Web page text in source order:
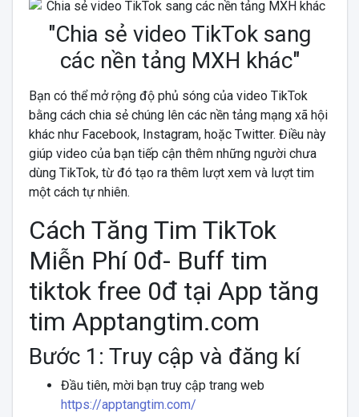
"Chia sẻ video TikTok sang
các nền tảng MXH khác"
Bạn có thể mở rộng độ phủ sóng của video TikTok
bằng cách chia sẻ chúng lên các nền tảng mạng xã hội
khác như Facebook, Instagram, hoặc Twitter. Điều này
giúp video của bạn tiếp cận thêm những người chưa
dùng TikTok, từ đó tạo ra thêm lượt xem và lượt tim
một cách tự nhiên.
Cách Tăng Tim TikTok
Miễn Phí 0đ- Buff tim
tiktok free 0đ tại App tăng
tim Apptangtim.com
Bước 1: Truy cập và đăng kí
Đầu tiên, mời bạn truy cập trang web
https://apptangtim.com/